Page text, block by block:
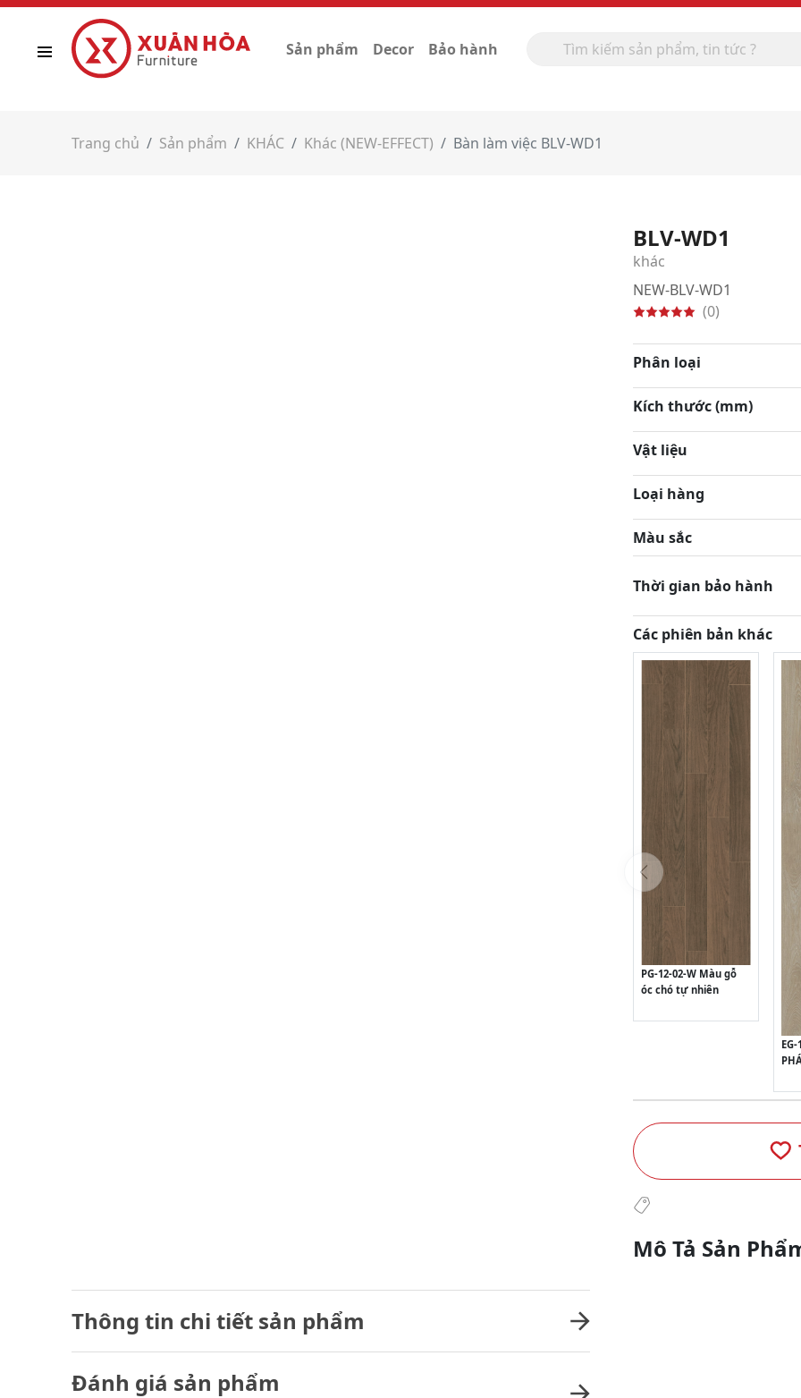
Sản phẩm Decor Bảo hành
Trang chủ Sản phẩm KHÁC Khác (NEW-EFFECT) Bàn làm việc BLV-WD1
BLV-WD1
khác
NEW-BLV-WD1
(0)
Phân loại
Kích thước (mm)
Vật liệu
Loại hàng
Màu sắc
Thời gian bảo hành
Các phiên bản khác
PG-12-02-W Màu gỗ
óc chó tự nhiên
Mô Tả Sản
Thông tin chi tiết sản phẩm
Đánh giá sản phẩm